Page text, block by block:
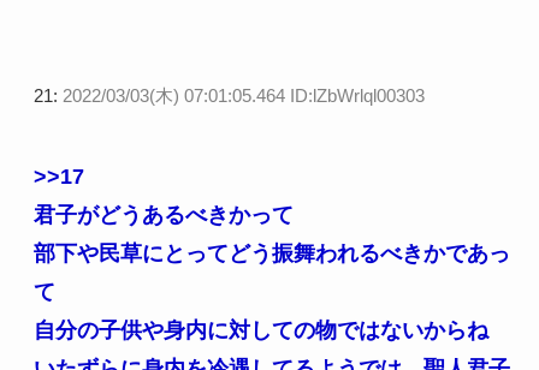
21: 2022/03/03(木) 07:01:05.464 ID:lZbWrlql00303
>>17
君子がどうあるべきかって
部下や民草にとってどう振舞われるべきかであっ
て
自分の子供や身内に対しての物ではないからね